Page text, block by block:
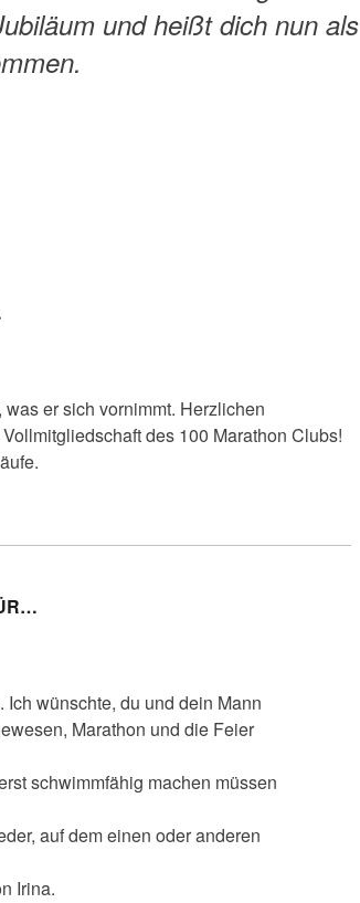
und heißt dich nun als
er sich vornimmt. Herzlichen
des 100 Marathon Clubs!
wünschte, du und dein Mann
Marathon und die Feier
schwimmfähig machen müssen
auf dem einen oder anderen
Irina.